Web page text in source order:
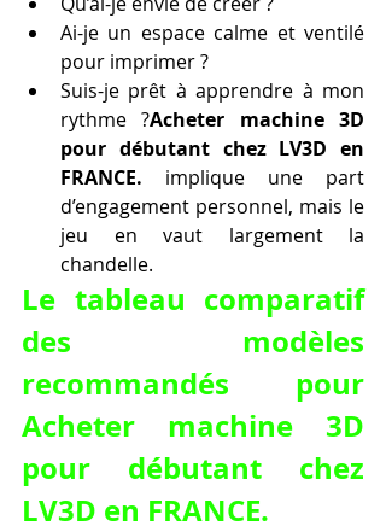
Ai-je un espace calme et ventilé
pour imprimer ?
Suis-je prêt à apprendre à mon
rythme ?Acheter machine 3D
pour débutant chez LV3D en
FRANCE. implique une part
d’engagement personnel, mais le
jeu en vaut largement la
chandelle.
Le tableau comparatif
des modèles
recommandés pour
Acheter machine 3D
pour débutant chez
LV3D en FRANCE.